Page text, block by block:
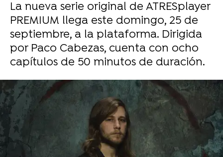
La nueva serie original de ATRESplayer
PREMIUM llega este domingo, 25 de
septiembre, a la plataforma. Dirigida
por Paco Cabezas, cuenta con ocho
capítulos de 50 minutos de duración.
Carmen Marar